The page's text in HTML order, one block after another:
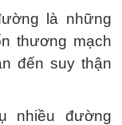
là những
thương mạch
đến suy thận
nhiều đường